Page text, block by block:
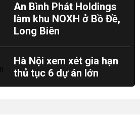
An Bình Phát Holdings
làm khu NOXH ở Bồ Đề,
Long Biên
Hà Nội xem xét gia hạn
thủ tục 6 dự án lớn